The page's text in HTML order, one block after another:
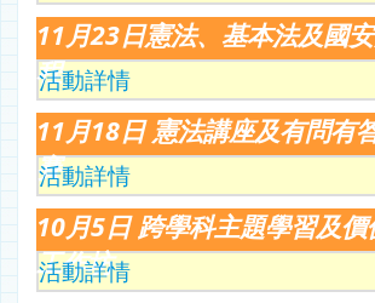
11月23日憲法、基本法及國
程
活動詳情
11月18日 憲法講座及有問有
賽
活動詳情
10月5日 跨學科主題學習及
工作坊
活動詳情